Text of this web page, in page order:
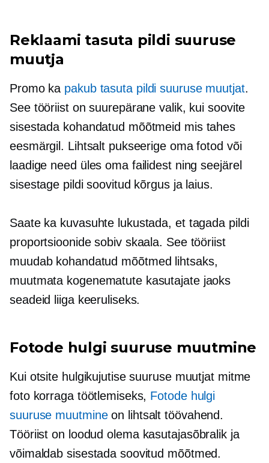
Reklaami tasuta pildi suuruse
muutja
Promo ka pakub tasuta pildi suuruse muutjat.
See tööriist on suurepärane valik, kui soovite
sisestada kohandatud mõõtmeid mis tahes
eesmärgil. Lihtsalt pukseerige oma fotod või
laadige need üles oma failidest ning seejärel
sisestage pildi soovitud kõrgus ja laius.
Saate ka kuvasuhte lukustada, et tagada pildi
proportsioonide sobiv skaala. See tööriist
muudab kohandatud mõõtmed lihtsaks,
muutmata kogenematute kasutajate jaoks
seadeid liiga keeruliseks.
Fotode hulgi suuruse muutmine
Kui otsite hulgikujutise suuruse muutjat mitme
foto korraga töötlemiseks, Fotode hulgi
suuruse muutmineon lihtsalt töövahend.
Tööriist on loodud olema kasutajasõbralikja
võimaldab sisestada soovitud mõõtmed.